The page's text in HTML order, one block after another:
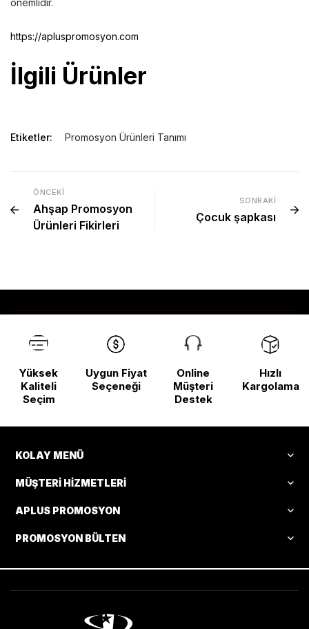
https://apluspromosyon.com
İlgili Ürünler
Etiketler: Promosyon Ürünleri Tanımı
ÖNCEKI
Ahşap Promosyon
Ürünleri Fikirleri
SONRAKI
Çocuk şapkası
Yüksek
Kaliteli
Seçim
Uygun Fiyat
Seçeneği
Online
Müşteri
Destek
Hızlı
Kargolama
KOLAY MENÜ
MÜŞTERI HIZMETLERI
APLUS PROMOSYON
PROMOSYON BÜLTEN